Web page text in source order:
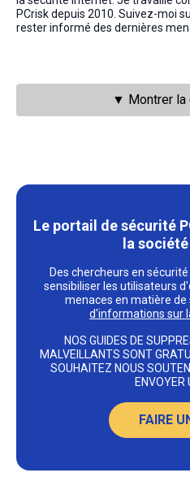
PCrisk depuis 2010. Suivez-moi
rester informé des dernières
▼ Montrer la
Le portail de sécurité
la société
Des chercheurs en
sensibiliser les utilisateurs
menaces en matière de
d'informations sur
NOS GUIDES DE
MALVEILLANTS SONT
SOUHAITEZ NOUS
ENVOYER
FAIRE